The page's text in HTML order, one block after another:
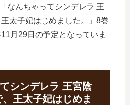
なんちゃってシンデレラ 王
太子妃はじめました。」8巻
月29日の予定となっていま
てシンデレラ 王宮陰
王太子妃はじめま